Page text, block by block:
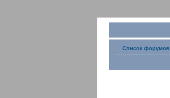
Список форумов